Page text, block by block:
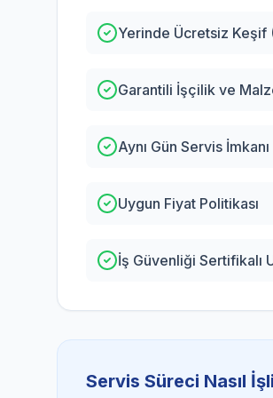
Yerinde Ücretsiz
Garantili İşçilik ve
Aynı Gün Servis İmkanı
Uygun Fiyat Politikası
İş Güvenliği Sertifikalı
Servis Süreci Nasıl